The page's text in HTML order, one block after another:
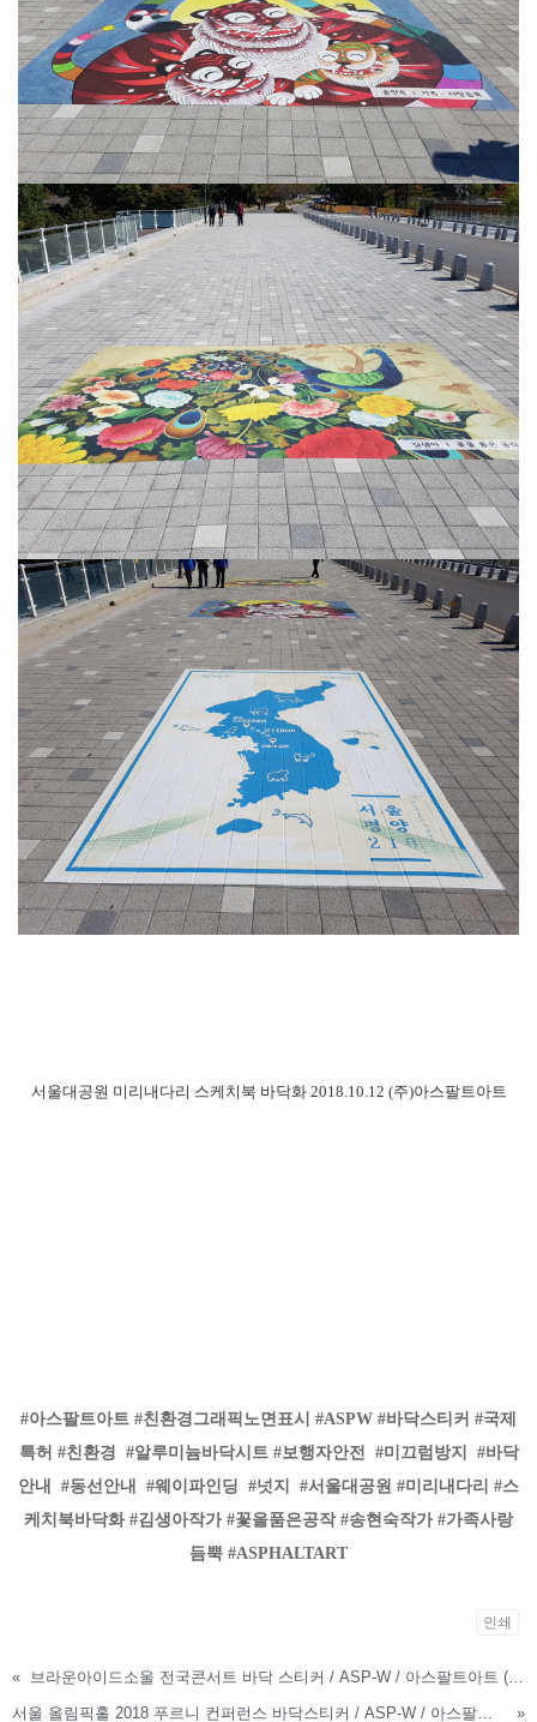
서울대공원 미리내다리 스케치북 바닥화 2018.10.12 (주)아스팔트아트
#아스팔트아트 #친환경그래픽노면표시 #ASPW #바닥스티커 #국제
특허 #친환경 #알루미늄바닥시트 #보행자안전 #미끄럼방지 #바닥
안내 #동선안내 #웨이파인딩 #넛지 #서울대공원 #미리내다리 #스
케치북바닥화 #김생아작가 #꽃을품은공작 #송현숙작가 #가족사랑
듬뿍 #ASPHALTART
인쇄
«
브라운아이드소울 전국콘서트 바닥 스티커 / ASP-W / 아스팔트아트 (2018.05)
서울 올림픽홀 2018 푸르니 컨퍼런스 바닥스티커 / ASP-W / 아스팔트아트 (2018.11)
»